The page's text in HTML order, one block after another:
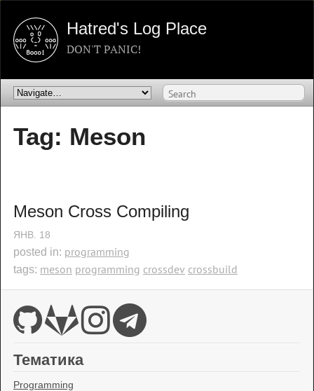
Hatred's Log Place
DON'T PANIC!
Tag: Meson
Meson Cross Compiling
ЯНВ. 18
posted in: programming
tags: meson programming crossdev crossbuild
Тематика
Programming